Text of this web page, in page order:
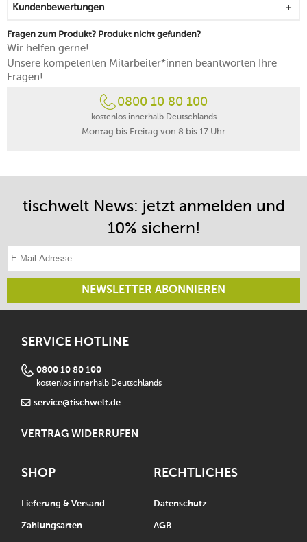
spülmaschinenfest
Made in Germany
Kundenbewertungen
Fragen zum Produkt? Produkt nicht gefunden?
Wir helfen gerne!
Unsere kompetenten Mitarbeiter*innen beantworten Ihre
Fragen!
0800 10 80 100
kostenlos innerhalb Deutschlands
Montag bis Freitag von 8 bis 17 Uhr
tischwelt News: jetzt anmelden und
10% sichern!
NEWSLETTER ABONNIEREN
SERVICE HOTLINE
0800 10 80 100
kostenlos innerhalb Deutschlands
service@tischwelt.de
VERTRAG WIDERRUFEN
SHOP
Lieferung & Versand
Zahlungsarten
RECHTLICHES
Datenschutz
AGB